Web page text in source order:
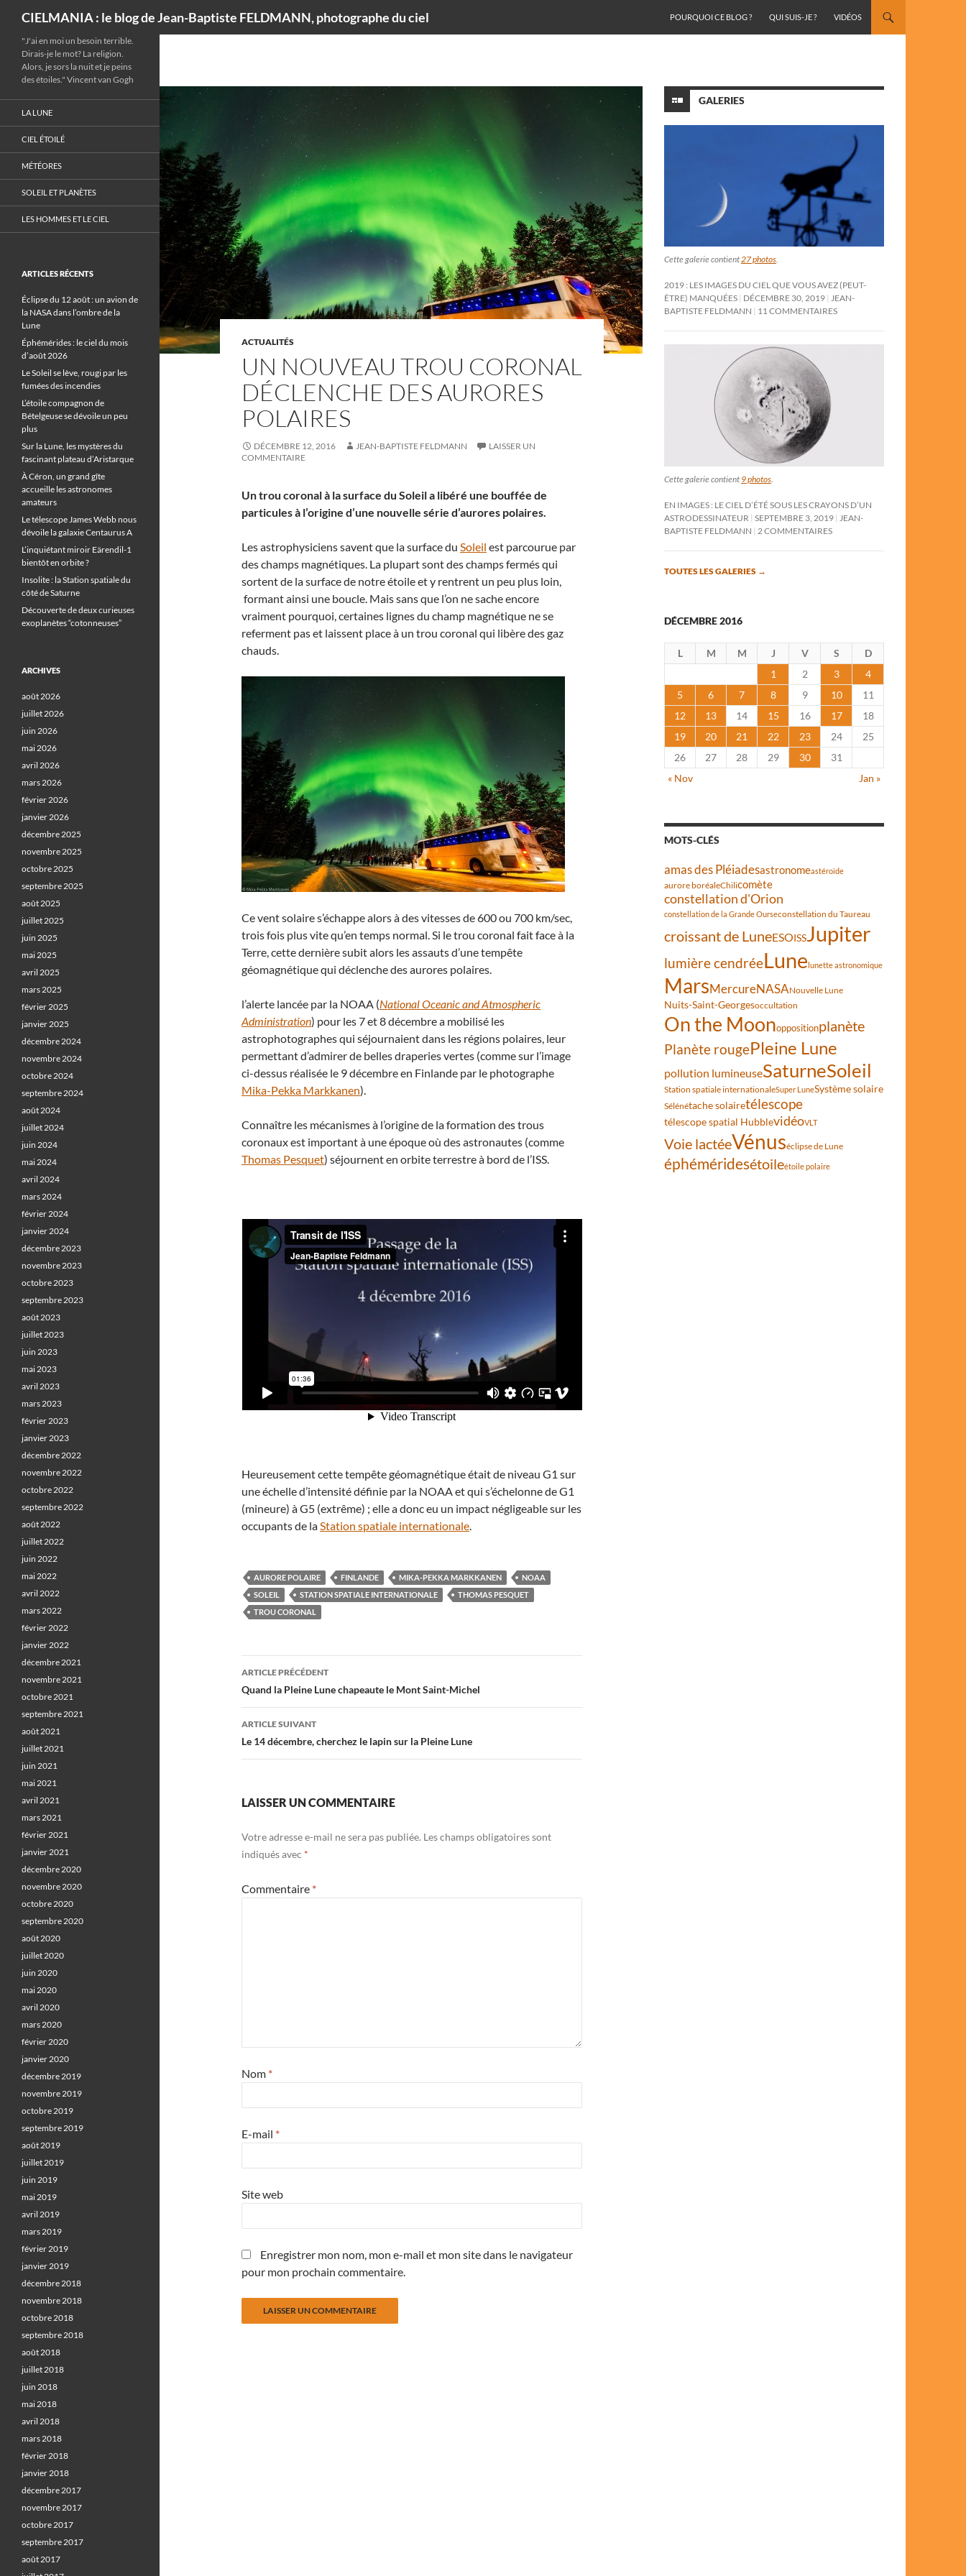
CIELMANIA : le blog de Jean-Baptiste FELDMANN, photographe du ciel
POURQUOI CE BLOG ?
QUI SUIS-JE ? VIDÉOS
ACTUALITÉS
UN NOUVEAU TROU CORONAL
DÉCLENCHE DES AURORES
POLAIRES
DÉCEMBRE 12, 2016 JEAN-BAPTISTE FELDMANN
LAISSER UN
COMMENTAIRE
Un trou coronal à la surface du Soleil a libéré une bouffée de
particules à l’origine d’une nouvelle série d’aurores polaires.
Les astrophysiciens savent que la surface du Soleil est parcourue par
des champs magnétiques. La plupart sont des champs fermés qui
sortent de la surface de notre étoile et y rentrent un peu plus loin,
formant ainsi une boucle. Mais sans que l’on ne sache encore
vraiment pourquoi, certaines lignes du champ magnétique ne se
referment pas et laissent place à un trou coronal qui libère des gaz
chauds.
Ce vent solaire s’échappe alors à des vitesses de 600 ou 700 km/sec,
trois fois plus vite qu’en temps normal. Si le trou coronal fait face à la
Terre, cette dernière subit alors les assauts d’une tempête
géomagnétique qui déclenche des aurores polaires.
l’alerte lancée par la NOAA (National Oceanic and Atmospheric
Administration) pour les 7 et 8 décembre a mobilisé les
astrophotographes qui séjournaient dans les régions polaires, leur
permettant d’admirer de belles draperies vertes (comme sur l’image
ci-dessus réalisée le 9 décembre en Finlande par le photographe
Mika-Pekka Markkanen).
Connaître les mécanismes à l’origine de la formation des trous
coronaux est important à une époque où des astronautes (comme
Thomas Pesquet) séjournent en orbite terrestre à bord de l’ISS.
Heureusement cette tempête géomagnétique était de niveau G1 sur
une échelle d’intensité définie par la NOAA et qui s’échelonne de G1
(mineure) à G5 (extrême) ; elle a donc eu un impact négligeable sur les
occupants de laStation spatiale internationale.
AURORE POLAIRE FINLANDE MIKA-PEKKA MARKKANEN
NOAA
SOLEIL
STATION SPATIALE INTERNATIONALE
THOMAS PESQUET
TROU CORONAL
Navigation
des
articles
ARTICLE PRÉCÉDENT
Quand la Pleine Lune chapeaute le Mont Saint-Michel
ARTICLE SUIVANT
Le 14 décembre, cherchez le lapin sur la Pleine Lune
LAISSER UN COMMENTAIRE
Votre adresse e-mail ne sera pas publiée. Les champs obligatoires sont
indiqués avec *
Commentaire *
Nom *
E-mail *
Site web
Enregistrer mon nom, mon e-mail et mon site dans le navigateur
pour mon prochain commentaire.
GALERIES
Cette galerie contient27 photos.
2019 : LES IMAGES DU CIEL QUE VOUS AVEZ (PEUT-
ÊTRE) MANQUÉES DÉCEMBRE 30, 2019 JEAN-
BAPTISTE FELDMANN
11 COMMENTAIRES
Cette galerie contient 9 photos
EN IMAGES : LE CIEL D’ÉTÉ SOUS LES CRAYONS D’UN
ASTRODESSINATEUR SEPTEMBRE 3, 2019
JEAN-
BAPTISTE FELDMANN
2 COMMENTAIRES
TOUTES LES GALERIES →
DÉCEMBRE 2016
L M M J V S
D
1
2 3
4
5
6 7 8 9 10
11
12
13 14 15 16 17
18
19
20 21 22 23 24
25
26
27 28 29 30
31
« Nov
Jan »
MOTS-CLÉS
amas des Pléiadesastronomeastéroïde
aurore boréaleChilicomète
constellation d'Orion
constellation de la Grande Ourseconstellation du Taureau
croissant de LuneESOISSJupiter
lumière cendréeLunelunette astronomique
MarsMercureNASANouvelle Lune
Nuits-Saint-Georgesoccultation
On the Moonoppositionplanète
Planète rougePleine Lune
pollution lumineuseSaturneSoleil
Station spatiale internationaleSuper LuneSystème solaire
Sélénétache solairetélescope
télescope spatial HubblevidéoVLT
Voie lactéeVénuséclipse de Lune
éphéméridesétoileétoile polaire
"J'ai en moi un besoin terrible.
Dirais-je le mot? La religion.
Alors, je sors la nuit et je peins
des étoiles." Vincent van Gogh
LA LUNE
CIEL ÉTOILÉ
MÉTÉORES
SOLEIL ET PLANÈTES
LES HOMMES ET LE CIEL
ARTICLES RÉCENTS
Éclipse du 12 août : un avion de
la NASA dans l’ombre de la
Lune
Éphémérides : le ciel du mois
d’août 2026
Le Soleil se lève, rougi par les
fumées des incendies
L’étoile compagnon de
Bételgeuse se dévoile un peu
plus
Sur la Lune, les mystères du
fascinant plateau d’Aristarque
À Céron, un grand gîte
accueille les astronomes
amateurs
Le télescope James Webb nous
dévoile la galaxie Centaurus A
L’inquiétant miroir Eärendil-1
bientôt en orbite ?
Insolite : la Station spatiale du
côté de Saturne
Découverte de deux curieuses
exoplanètes “cotonneuses”
ARCHIVES
août 2026
juillet 2026
juin 2026
mai 2026
avril 2026
mars 2026
février 2026
janvier 2026
décembre 2025
novembre 2025
octobre 2025
septembre 2025
août 2025
juillet 2025
juin 2025
mai 2025
avril 2025
mars 2025
février 2025
janvier 2025
décembre 2024
novembre 2024
octobre 2024
septembre 2024
août 2024
juillet 2024
juin 2024
mai 2024
avril 2024
mars 2024
février 2024
janvier 2024
décembre 2023
novembre 2023
octobre 2023
septembre 2023
août 2023
juillet 2023
juin 2023
mai 2023
avril 2023
mars 2023
février 2023
janvier 2023
décembre 2022
novembre 2022
octobre 2022
septembre 2022
août 2022
juillet 2022
juin 2022
mai 2022
avril 2022
mars 2022
février 2022
janvier 2022
décembre 2021
novembre 2021
octobre 2021
septembre 2021
août 2021
juillet 2021
juin 2021
mai 2021
avril 2021
mars 2021
février 2021
janvier 2021
décembre 2020
novembre 2020
octobre 2020
septembre 2020
août 2020
juillet 2020
juin 2020
mai 2020
avril 2020
mars 2020
février 2020
janvier 2020
décembre 2019
novembre 2019
octobre 2019
septembre 2019
août 2019
juillet 2019
juin 2019
mai 2019
avril 2019
mars 2019
février 2019
janvier 2019
décembre 2018
novembre 2018
octobre 2018
septembre 2018
août 2018
juillet 2018
juin 2018
mai 2018
avril 2018
mars 2018
février 2018
janvier 2018
décembre 2017
novembre 2017
octobre 2017
septembre 2017
août 2017